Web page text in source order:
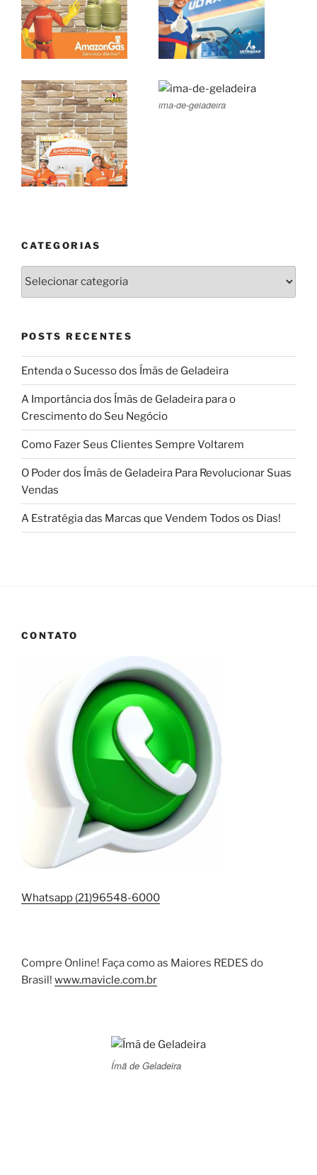
ima-de-geladeira
CATEGORIAS
Categorias
POSTS RECENTES
Entenda o Sucesso dos Ímãs de Geladeira
A Importância dos Ímãs de Geladeira para o
Crescimento do Seu Negócio
Como Fazer Seus Clientes Sempre Voltarem
O Poder dos Ímãs de Geladeira Para Revolucionar Suas
Vendas
A Estratégia das Marcas que Vendem Todos os Dias!
CONTATO
Whatsapp (21)96548-6000
Compre Online! Faça como as Maiores REDES do
Brasil! www.mavicle.com.br
Ímã de Geladeira